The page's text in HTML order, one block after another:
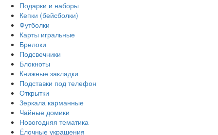
Подарки и наборы
Кепки (бейсболки)
Футболки
Карты игральные
Брелоки
Подсвечники
Блокноты
Книжные закладки
Подставки под телефон
Открытки
Зеркала карманные
Чайные домики
Новогодняя тематика
Ёлочные украшения